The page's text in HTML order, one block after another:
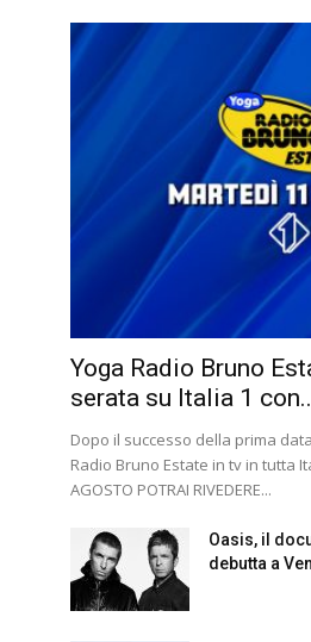
Yoga Radio Bruno
serata su Italia 1
Dopo il successo della prima
Radio Bruno Estate in tv in tutta
AGOSTO POTRAI RIVEDERE...
Oasis, il
debutta a